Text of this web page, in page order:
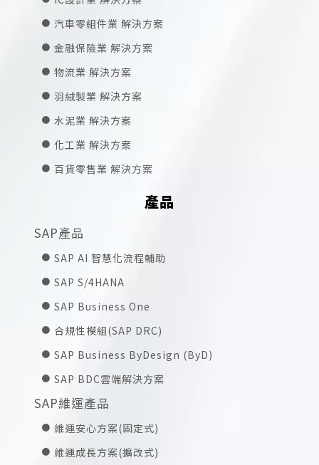
汽車零組件業 解決方案
金融保險業 解決方案
物流業 解決方案
羽絨製業 解決方案
水泥業 解決方案
化工業 解決方案
百貨零售業 解決方案
產品
SAP產品
SAP AI 智慧化流程輔助
SAP S/4HANA
SAP Business One
合規性模組(SAP DRC)
SAP Business ByDesign (ByD)
SAP BDC雲端解決方案
SAP維運產品
維運安心方案(固定式)
維運成長方案(擴改式)